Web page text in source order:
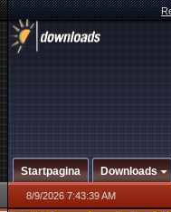
Startpagina Downloads
8/9/2026 7:43:39 AM